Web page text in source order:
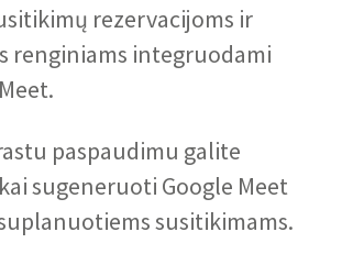
rezervacijoms ir
renginiams integruodami
paspaudimu galite
sugeneruoti Google Meet
susitikimams.